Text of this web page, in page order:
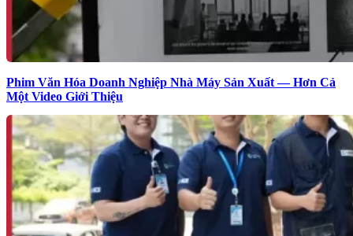
Phim Văn Hóa Doanh Nghiệp Nhà Máy Sản Xuất — Hơn Cả
Một Video Giới Thiệu